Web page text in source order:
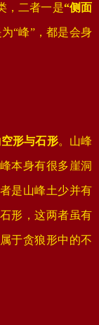
，二者一是“侧面
“峰”，都是会身
空形与石形。山峰
本身有很多崖洞
是山峰土少并有
形，这两者虽有
于贪狼形中的不